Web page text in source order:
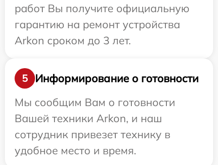
работ Вы получите официальную
гарантию на ремонт устройства
Arkon сроком до 3 лет.
5
Информирование о готовности
Мы сообщим Вам о готовности
Вашей техники Arkon, и наш
сотрудник привезет технику в
удобное место и время.